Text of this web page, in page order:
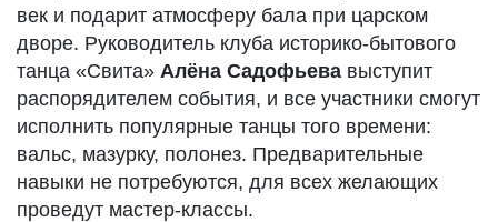
век и подарит атмосферу бала при царском
дворе. Руководитель клуба историко-бытового
танца «Свита» Алёна Садофьева выступит
распорядителем события, и все участники смогут
исполнить популярные танцы того времени:
вальс, мазурку, полонез. Предварительные
навыки не потребуются, для всех желающих
проведут мастер-классы.